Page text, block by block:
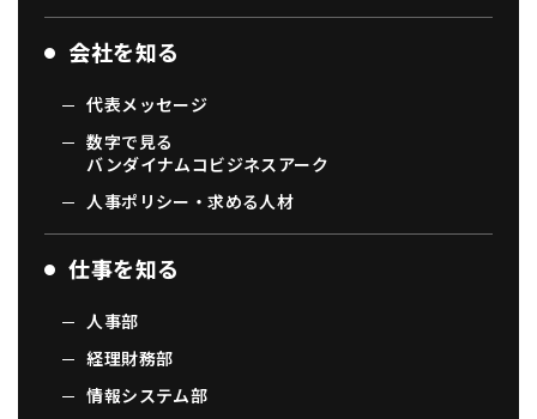
会社を知る
代表メッセージ
数字で見る
バンダイナムコビジネスアーク
人事ポリシー・求める人材
仕事を知る
人事部
経理財務部
情報システム部